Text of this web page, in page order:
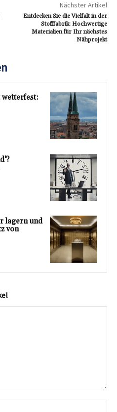
Nächster Artikel
Entdecken Sie die Vielfalt in der
Stofffabrik: Hochwertige
Materialien für Ihr nächstes
Nähprojekt
wetterfest:
lagern und
von